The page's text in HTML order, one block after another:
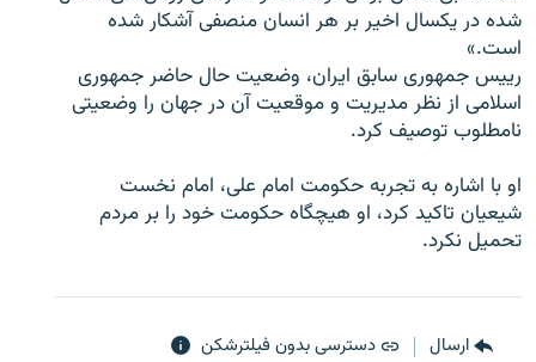
زبان‌های دیگر
شده در يکسال اخير بر هر انسان منصفی آشکار شده
است.»
رييس جمهوری سابق ايران، وضعيت حال حاضر جمهوری
اسلامی از نظر مديريت و موقعيت آن در جهان را وضعيتی
نامطلوب توصيف کرد.
او با اشاره به تجربه حکومت امام علی، امام نخست
شيعيان تاکيد کرد، او هيچگاه حکومت خود را بر مردم
تحميل نکرد.
ارسال دسترسی بدون فیلترشکن